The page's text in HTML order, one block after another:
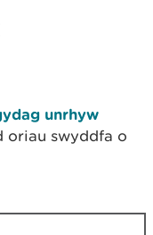
unrhyw
oriau swyddfa o